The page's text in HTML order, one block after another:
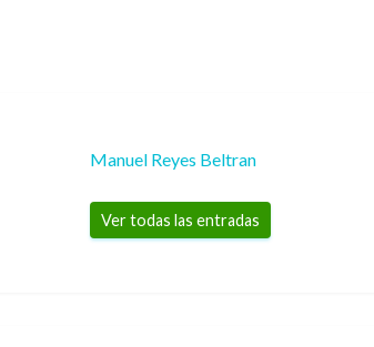
Manuel Reyes Beltran
Ver todas las entradas